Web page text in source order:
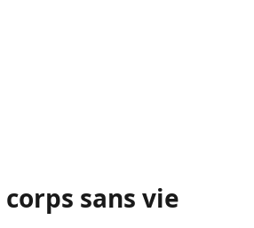
corps sans vie